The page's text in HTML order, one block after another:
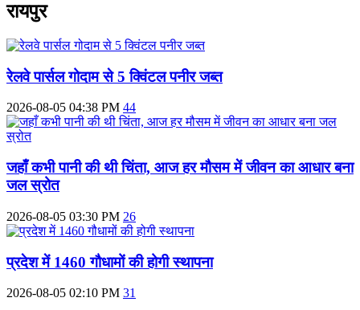
रायपुर
रेलवे पार्सल गोदाम से 5 क्विंटल पनीर जब्त
2026-08-05 04:38 PM 44
जहाँ कभी पानी की थी चिंता, आज हर मौसम में जीवन का आधार बना
जल स्रोत
2026-08-05 03:30 PM 26
प्रदेश में 1460 गौधामों की होगी स्थापना
2026-08-05 02:10 PM 31